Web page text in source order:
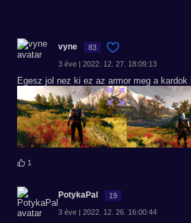
vyne 83
3 éve | 2022. 12. 27. 18:09:13
Egesz jol nez ki ez az armor meg a kardok
1
PotykaPal 19
3 éve | 2022. 12. 26. 16:00:44